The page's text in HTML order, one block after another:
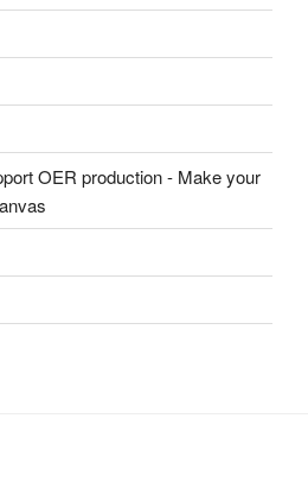
OER production - Make your